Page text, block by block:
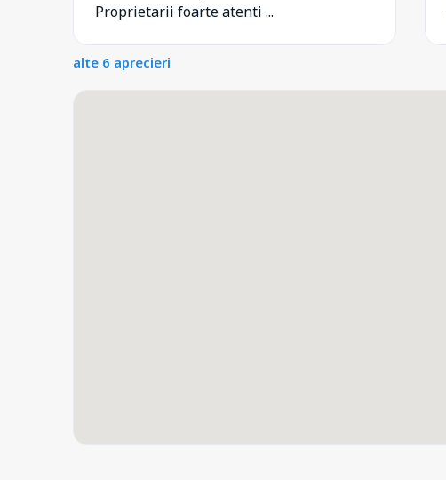
Proprietarii foarte atenti ...
alte 6 aprecieri